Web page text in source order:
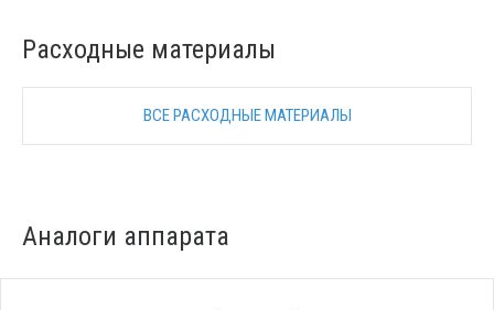
Расходные материалы
ВСЕ РАСХОДНЫЕ МАТЕРИАЛЫ
Аналоги аппарата